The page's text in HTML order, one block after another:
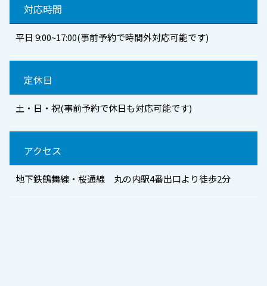
対応時間
平日 9:00~17:00(事前予約で時間外対応可能です)
定休日
土・日・祝(事前予約で休日も対応可能です)
アクセス
地下鉄鶴舞線・桜通線 丸の内駅4番出口より徒歩2分